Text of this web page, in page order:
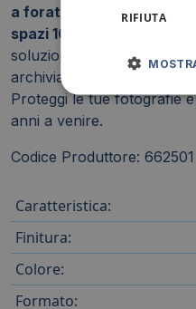
a foratura universale
spazi 10x15 cm
soluzione ideale per chi
archiviazione fotografica
Proteggi le tue fotografie
anni a venire.
Codice Produttore: 662501
Caratteristica:
Finitura:
Colore:
Formato:
RIFIUTA